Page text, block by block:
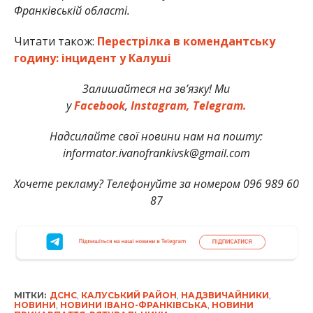
Франківській області.
Читати також: Перестрілка в комендантську
годину: інцидент у Калуші
Залишайтеся на зв’язку! Ми
уFacebook, Instagram, Telegram.
Надсилайте свої новини нам на пошту:
informator.ivanofrankivsk@gmail.com
Хочете рекламу? Телефонуйте за номером 096 989 60
87
МІТКИ: ДСНС, КАЛУСЬКИЙ РАЙОН НАДЗВИЧАЙНИКИ
НОВИНИ НОВИНИ ІВАНО-ФРАНКІВСЬКА НОВИНИ